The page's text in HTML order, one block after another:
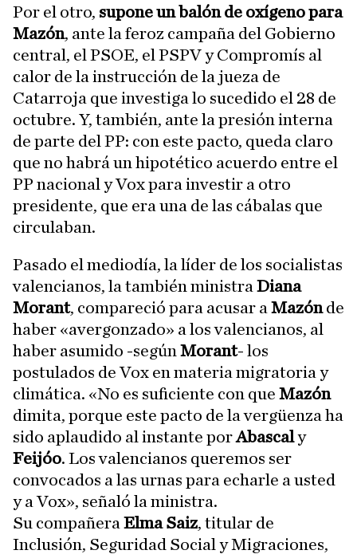
Por el otro, supone un balón de oxígeno para
Mazón, ante la feroz campaña del Gobierno
central, el PSOE, el PSPV y Compromís al
calor de la instrucción de la jueza de
Catarroja que investiga lo sucedido el 28 de
octubre. Y, también, ante la presión interna
de parte del PP: con este pacto, queda claro
que no habrá un hipotético acuerdo entre el
PP nacional y Vox para investir a otro
presidente, que era una de las cábalas que
circulaban.
Pasado el mediodía, la líder de los socialistas
valencianos, la también ministra Diana
Morant, compareció para acusar a Mazónde
haber «avergonzado» a los valencianos, al
haber asumido -según Morant- los
postulados de Vox en materia migratoria y
climática. «No es suficiente con que Mazón
dimita, porque este pacto de la vergüenza ha
sido aplaudido al instante porAbascaly
Feijóo. Los valencianos queremos ser
convocados a las urnas para echarle a usted
y a Vox», señaló la ministra.
Su compañera Elma Saiz, titular de
Inclusión, Seguridad Social y Migraciones,